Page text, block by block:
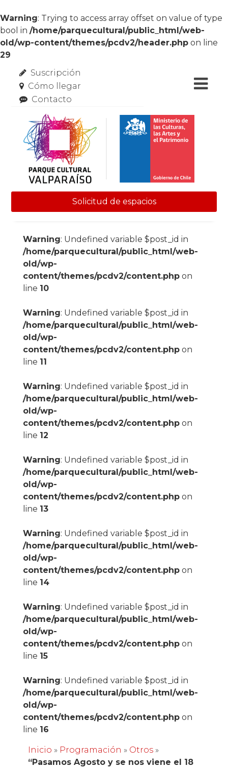
Warning: Trying to access array offset on value of type
bool in /home/parquecultural/public_html/web-
old/wp-content/themes/pcdv2/header.php on line
29
Suscripción
Cómo llegar
Contacto
Solicitud de espacios
Warning: Undefined variable $post_id in
/home/parquecultural/public_html/web-
old/wp-
content/themes/pcdv2/content.phpon
line 10
Warning: Undefined variable $post_id in
/home/parquecultural/public_html/web-
old/wp-
content/themes/pcdv2/content.phpon
line 11
Warning: Undefined variable $post_id in
/home/parquecultural/public_html/web-
old/wp-
content/themes/pcdv2/content.phpon
line 12
Warning: Undefined variable $post_id in
/home/parquecultural/public_html/web-
old/wp-
content/themes/pcdv2/content.phpon
line 13
Warning: Undefined variable $post_id in
/home/parquecultural/public_html/web-
old/wp-
content/themes/pcdv2/content.phpon
line 14
Warning: Undefined variable $post_id in
/home/parquecultural/public_html/web-
old/wp-
content/themes/pcdv2/content.phpon
line 15
Warning: Undefined variable $post_id in
/home/parquecultural/public_html/web-
old/wp-
content/themes/pcdv2/content.phpon
line 16
Inicio » Programación » Otros»
“Pasamos Agosto y se nos viene el 18